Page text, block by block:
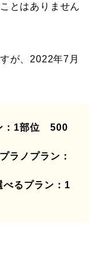
とはありません
が、2022年7月
：1部位 500
ラノプラン：
べるプラン：1